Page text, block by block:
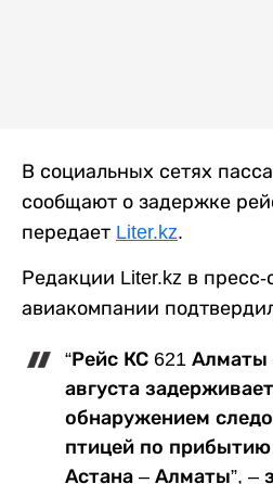
В социальных сетях
сообщают о задержке
передает Liter.kz.
Редакции Liter.kz в
авиакомпании
“Рейс КС 621 Алматы
августа
обнаружением
птицей по прибытию
Астана – Алматы”, –